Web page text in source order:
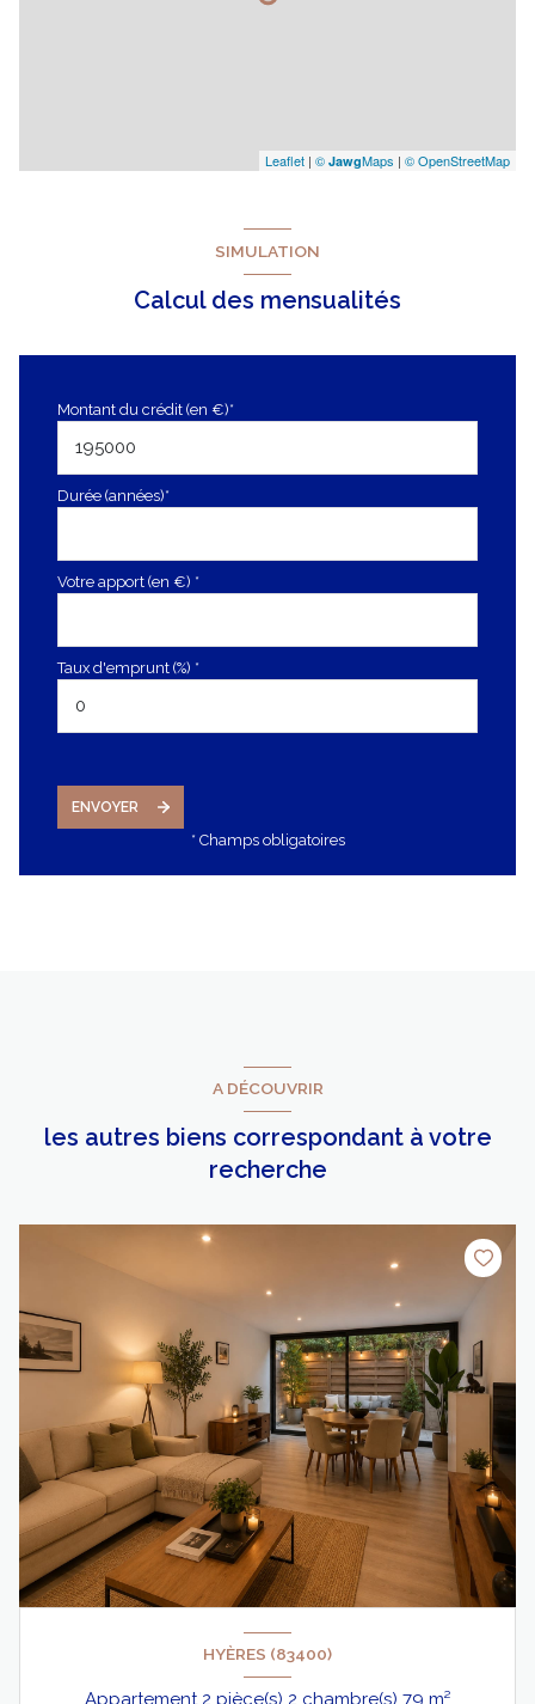
Leaflet | © JawgMaps | © OpenStreetMap
SIMULATION
Calcul des mensualités
Montant du crédit (en €)*
Durée (années)*
Votre apport (en €) *
Taux d'emprunt (%) *
ENVOYER
* Champs obligatoires
A DÉCOUVRIR
les autres biens correspondant à votre
recherche
HYÈRES (83400)
Appartement 2 pièce(s) 2 chambre(s) 79 m²